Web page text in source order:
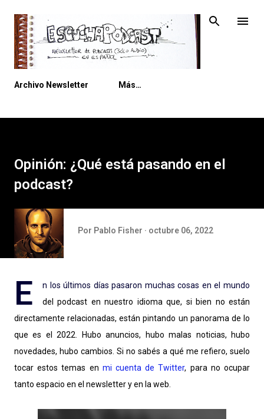
Archivo Newsletter Más…
Opinión: ¿Qué está pasando en el
podcast?
Por Pablo Fisher octubre 06, 2022
E
n los últimos días pasaron muchas cosas en el mundo
del podcast en nuestro idioma que, si bien no están
directamente relacionadas, están pintando un panorama de lo
que es el 2022. Hubo anuncios, hubo malas noticias, hubo
novedades, hubo cambios. Si no sabés a qué me refiero, suelo
tocar estos temas en mi cuenta de Twitter, para no ocupar
tanto espacio en el newsletter y en la web.